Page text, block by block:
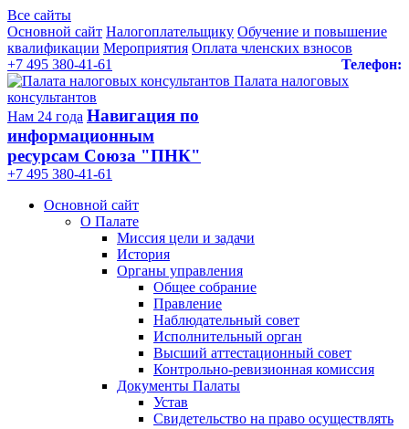
Все сайты
Основной сайт Налогоплательщику Обучение и повышение
квалификации Мероприятия Оплата членских взносов
Телефон:
+7 495 380-41-61
Палата налоговых
консультантов
Нам 24 года Навигация по
информационным
ресурсам Союза "ПНК"
+7 495 380‑41‑61
Основной сайт
О Палате
Миссия цели и задачи
История
Органы управления
Общее собрание
Правление
Наблюдательный совет
Исполнительный орган
Высший аттестационный совет
Контрольно-ревизионная комиссия
Документы Палаты
Устав
Свидетельство на право осуществлять